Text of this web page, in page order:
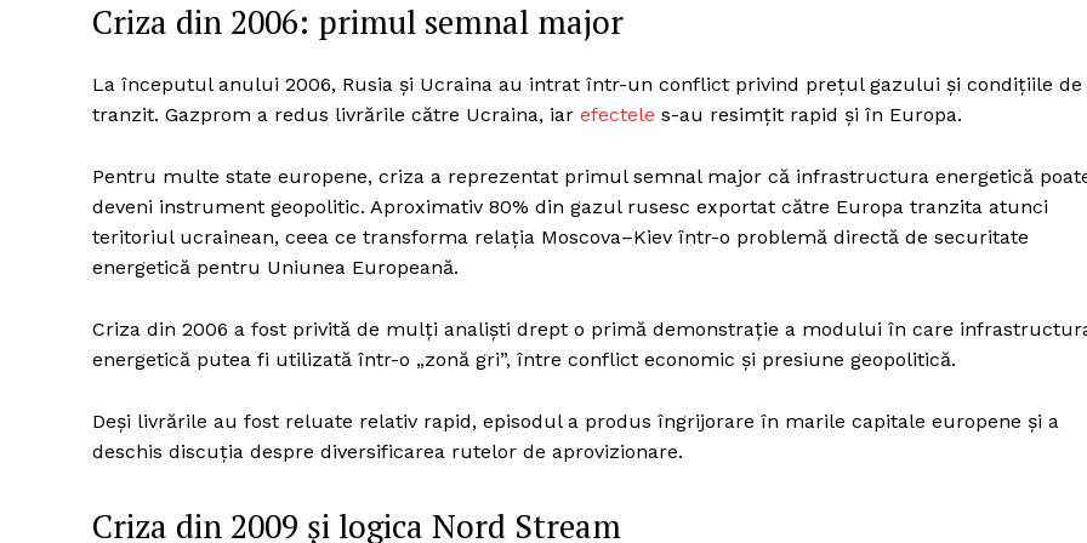
Criza din 2006: primul semnal major
La începutul anului 2006, Rusia și Ucraina au intrat într-un conflict privind prețul gazului și condițiile de
tranzit. Gazprom a redus livrările către Ucraina, iar efectele s-au resimțit rapid și în Europa.
Pentru multe state europene, criza a reprezentat primul semnal major că infrastructura energetică
deveni instrument geopolitic. Aproximativ 80% din gazul rusesc exportat către Europa tranzita atunci
teritoriul ucrainean, ceea ce transforma relația Moscova–Kiev într-o problemă directă de securitate
energetică pentru Uniunea Europeană.
Criza din 2006 a fost privită de mulți analiști drept o primă demonstrație a modului în care
energetică putea fi utilizată într-o „zonă gri”, între conflict economic și presiune geopolitică.
Deși livrările au fost reluate relativ rapid, episodul a produs îngrijorare în marile capitale europene și a
deschis discuția despre diversificarea rutelor de aprovizionare.
Criza din 2009 și logica Nord Stream